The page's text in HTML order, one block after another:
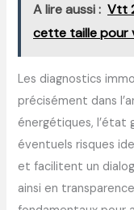
A lire aussi : Vtt
cette taille pour
Les diagnostics
précisément dans
énergétiques, l’état
éventuels risques
et facilitent un
ainsi en